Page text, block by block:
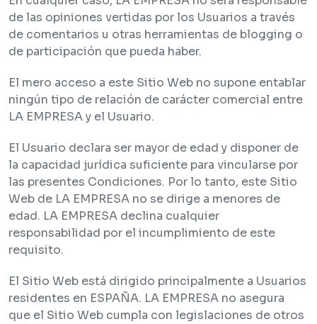
de las opiniones vertidas por los Usuarios a través
de comentarios u otras herramientas de blogging o
de participación que pueda haber.
El mero acceso a este Sitio Web no supone entablar
ningún tipo de relación de carácter comercial entre
LA EMPRESA y el Usuario.
El Usuario declara ser mayor de edad y disponer de
la capacidad jurídica suficiente para vincularse por
las presentes Condiciones. Por lo tanto, este Sitio
Web de LA EMPRESA no se dirige a menores de
edad. LA EMPRESA declina cualquier
responsabilidad por el incumplimiento de este
requisito.
El Sitio Web está dirigido principalmente a Usuarios
residentes en ESPAÑA. LA EMPRESA no asegura
que el Sitio Web cumpla con legislaciones de otros